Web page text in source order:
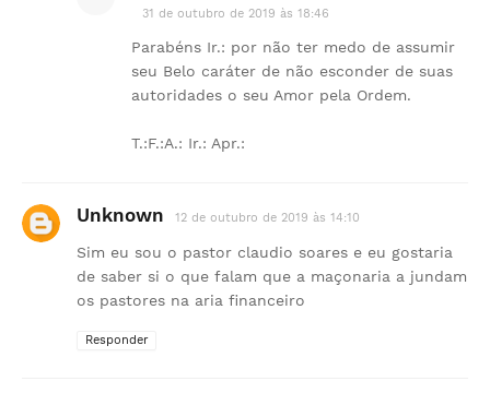
31 de outubro de 2019 às 18:46
Parabéns Ir.: por não ter medo de assumir
seu Belo caráter de não esconder de suas
autoridades o seu Amor pela Ordem.
T.:F.:A.: Ir.: Apr.:
Unknown 12 de outubro de 2019 às 14:10
Sim eu sou o pastor claudio soares e eu gostaria
de saber si o que falam que a maçonaria a jundam
os pastores na aria financeiro
Responder